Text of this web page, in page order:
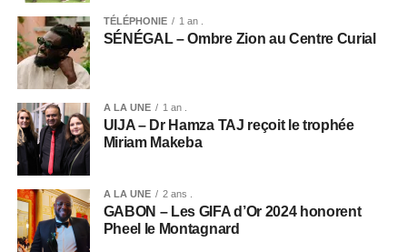
TÉLÉPHONIE 1 an .
SÉNÉGAL – Ombre Zion au Centre Curial
A LA UNE 1 an .
UIJA – Dr Hamza TAJ reçoit le trophée
Miriam Makeba
A LA UNE 2 ans .
GABON – Les GIFA d’Or 2024 honorent
Pheel le Montagnard